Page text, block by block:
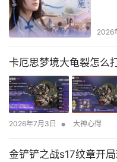
2026
卡厄思梦境大龟裂怎么
2026年7月3日 • 大神心得
金铲铲之战s17纹章开